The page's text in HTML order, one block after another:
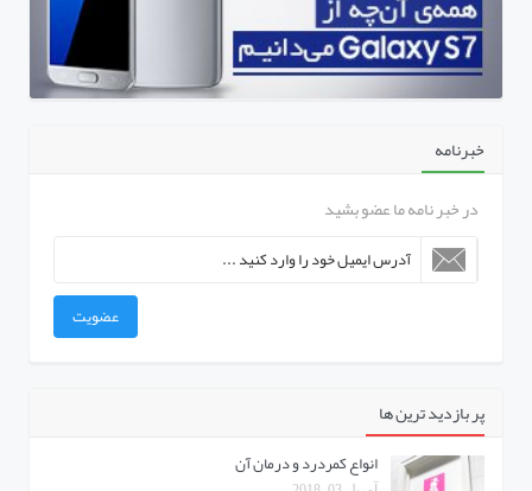
خبرنامه
در خبر نامه ما عضو بشید
عضویت
پر بازدید ترین ها
انواع کمردرد و درمان آن